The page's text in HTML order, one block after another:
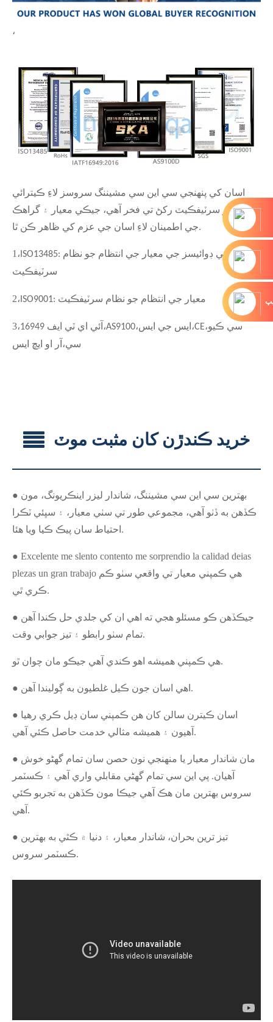
،
اسان کي پنهنجي سي اين سي مشيننگ سروسز لاءِ ڪيترائي
پيداوار سرٽيفڪيٽ رکڻ تي فخر آهي، جيڪي معيار ۽ گراهڪ
جي اطمينان لاءِ اسان جي عزم کي ظاهر ڪن ٿا.
1 ، ISO13485: طبي ڊوائيسز جي معيار جي انتظام جو نظام
سرٽيفڪيٽ
2، ISO9001: معيار جي انتظام جو نظام سرٽيفڪيٽ
3، آئي اي ٽي ايف 16949 ،AS9100،ايس جي ايس ،CE،سي ڪيو
سي، آر او ايڇ ايس
خريد ڪندڙن کان مثبت موٽ
● بهترين سي اين سي مشيننگ، شاندار ليزر اينڪريونگ، مون
ڪڏهن به ڏٺو آهي، مجموعي طور تي سٺي معيار، ۽ سڀئي ٽڪرا
احتياط سان پيڪ ڪيا ويا هئا.
● Excelente me slento contento me sorprendio la calidad deias
plezas un gran trabajo هي ڪمپني معيار تي واقعي سٺو ڪم
ڪري ٿي.
● جيڪڏهن ڪو مسئلو هجي ته اهي ان کي جلدي حل ڪندا آهن
تمام سٺو رابطو ۽ تيز جوابي وقت.
هي ڪمپني هميشه اهو ڪندي آهي جيڪو مان چوان ٿو.
● اهي اسان جون ڪيل غلطيون به ڳوليندا آهن.
● اسان ڪيترن سالن کان هن ڪمپني سان ڊيل ڪري رهيا
آهيون ۽ هميشه مثالي خدمت حاصل ڪئي آهي.
● مان شاندار معيار يا منهنجي نون حصن سان تمام گهڻو خوش
آهيان. پي اين سي تمام گهڻي مقابلي واري آهي ۽ ڪسٽمر
سروس بهترين مان هڪ آهي جيڪا مون ڪڏهن به تجربو ڪئي
آهي.
● تيز ترين بحران، شاندار معيار، ۽ دنيا ۾ ڪٿي به بهترين
ڪسٽمر سروس.